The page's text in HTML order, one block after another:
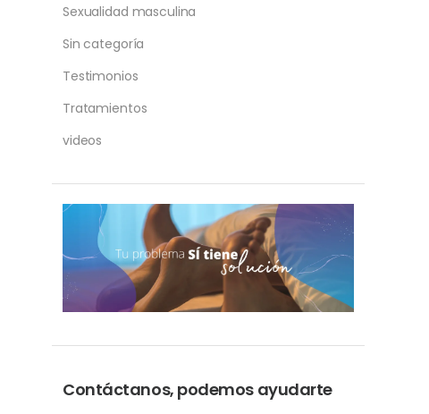
Sexualidad masculina
Sin categoría
Testimonios
Tratamientos
videos
Contáctanos, podemos ayudarte